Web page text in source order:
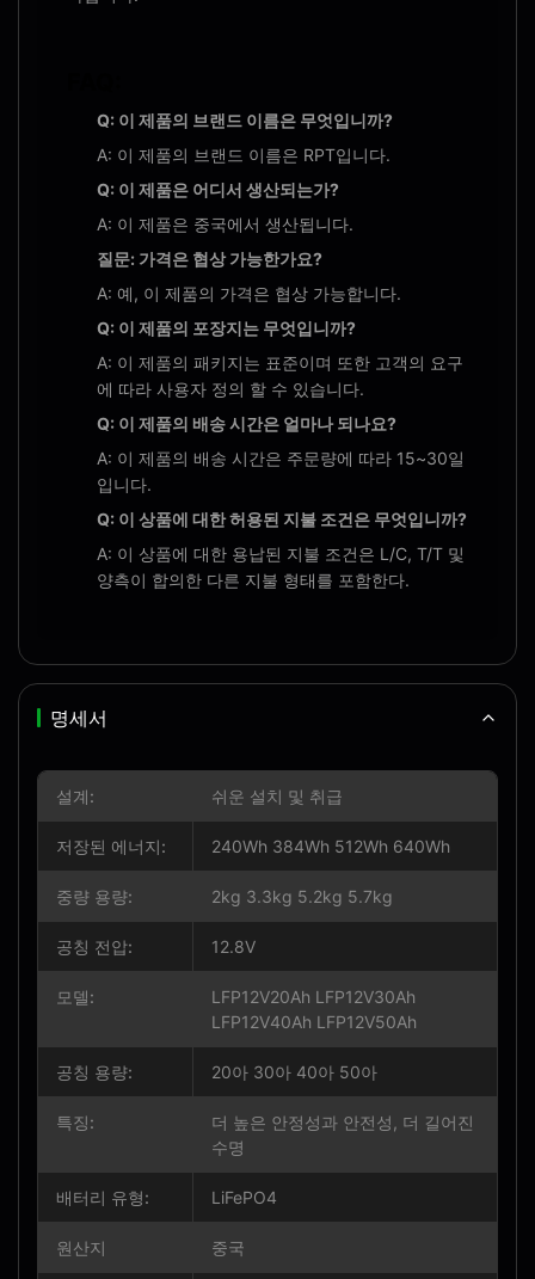
Q: 이 제품의 브랜드 이름은 무엇입니까?
A: 이 제품의 브랜드 이름은 RPT입니다.
Q: 이 제품은 어디서 생산되는가?
A: 이 제품은 중국에서 생산됩니다.
질문: 가격은 협상 가능한가요?
A: 예, 이 제품의 가격은 협상 가능합니다.
Q: 이 제품의 포장지는 무엇입니까?
A: 이 제품의 패키지는 표준이며 또한 고객의 요구
에 따라 사용자 정의 할 수 있습니다.
Q: 이 제품의 배송 시간은 얼마나 되나요?
A: 이 제품의 배송 시간은 주문량에 따라 15~30일
입니다.
Q: 이 상품에 대한 허용된 지불 조건은 무엇입니까?
A: 이 상품에 대한 용납된 지불 조건은 L/C, T/T 및
양측이 합의한 다른 지불 형태를 포함한다.
명세서
설계: 쉬운 설치 및 취급
저장된 에너지: 240Wh 384Wh 512Wh 640Wh
중량 용량: 2kg 3.3kg 5.2kg 5.7kg
공칭 전압: 12.8V
모델:
LFP12V20Ah LFP12V30Ah
LFP12V40Ah LFP12V50Ah
공칭 용량: 20아 30아 40아 50아
특징:
더 높은 안정성과 안전성, 더 길어진
수명
배터리 유형: LiFePO4
원산지 중국